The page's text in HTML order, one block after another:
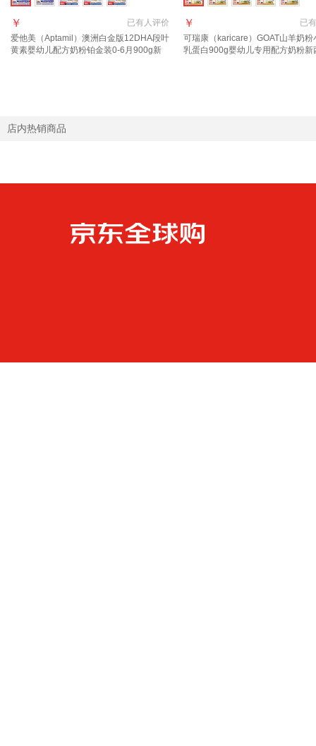
已有人评价
￥
爱他美（Aptamil）澳洲白金版12DHA段叶
黄素婴幼儿配方奶粉铂金装0-6月900g新
已有
￥
可瑞康（karicare）GOAT山羊奶粉
乳蛋白900g婴幼儿专用配方奶粉新
店内热销商品